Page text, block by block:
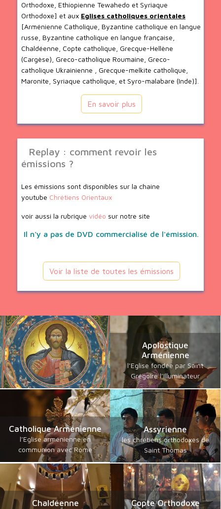
Orthodoxe, Ethiopienne Tewahedo et Syriaque
Orthodoxe] et aux Eglises catholiques orientales
[Arménienne Catholique, Byzantine catholique en langue
russe, Byzantine catholique en langue française,
Chaldéenne, Copte catholique, Grecque-Hellène
(Cargèse), Greco-catholique Roumaine, Greco-
catholique Ukrainienne , Grecque-melkite catholique,
Maronite, Syriaque catholique, et Syro-malabare (Inde)].
En savoir plus
Replay : comment revoir les
émissions ?
Les émissions sont disponibles sur la chaine
youtube Chrétiens Orientaux
voir aussi la rubrique vidéo sur notre site
Il n'y a pas de DVD commercialisé de l'émission.
Voir la liste de toutes les émissions
Apolostique
Arménienne
l’Eglise fondée par Saint
Grégoire l’Illuminateur
Catholique Arménienne
l’Eglise arménienne en
communion avec Rome
Assyrienne
les chrétiens orthodoxes de
Saint Thomas
Chaldéenne Copte Orthodoxe